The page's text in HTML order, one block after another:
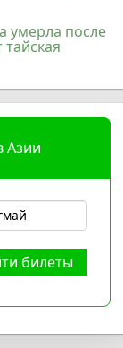
умерла после
Азии
билеты